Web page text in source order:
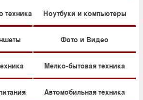
техника Ноутбуки и компьютеры
Фото и Видео
Мелко-бытовая техника
Автомобильная техника